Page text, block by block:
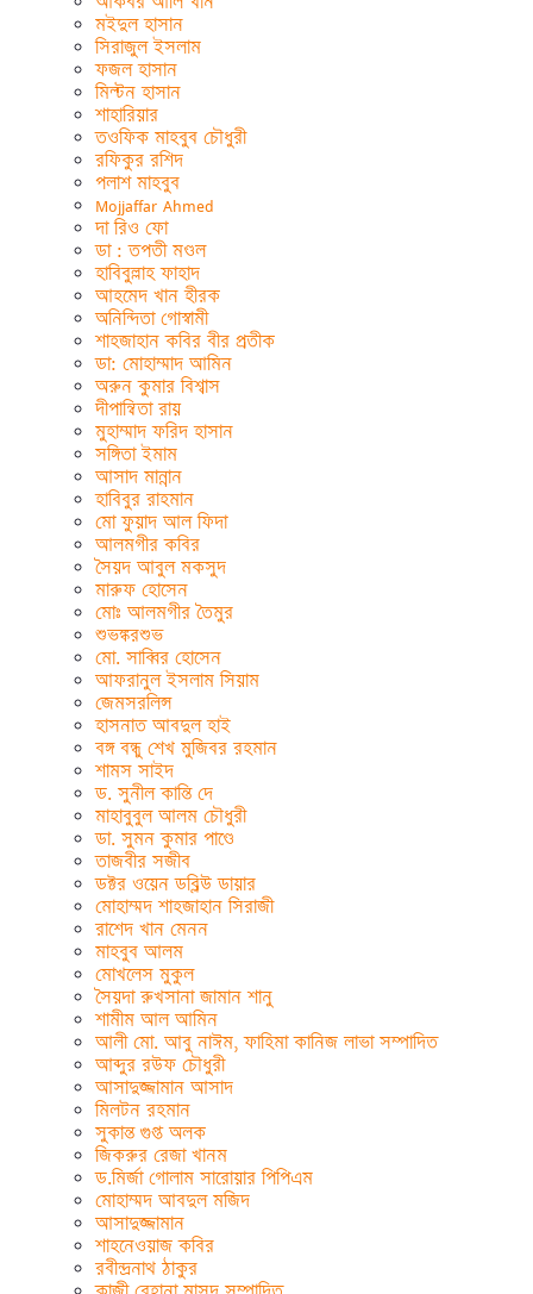
মইদুল হাসান
সিরাজুল ইসলাম
ফজল হাসান
মিল্টন হাসান
শাহারিয়ার
তওফিক মাহবুব চৌধুরী
রফিকুর রশিদ
পলাশ মাহবুব
Mojjaffar Ahmed
দা রিও ফো
ডা : তপতী মণ্ডল
হাবিবুল্লাহ ফাহাদ
আহমেদ খান হীরক
অনিন্দিতা গোস্বামী
শাহজাহান কবির বীর প্রতীক
ডা: মোহাম্মাদ আমিন
অরুন কুমার বিশ্বাস
দীপান্বিতা রায়
মুহাম্মাদ ফরিদ হাসান
সঙ্গিতা ইমাম
আসাদ মান্নান
হাবিবুর রাহমান
মো ফুয়াদ আল ফিদা
আলমগীর কবির
সৈয়দ আবুল মকসুদ
মারুফ হোসেন
মোঃ আলমগীর তৈমুর
শুভঙ্করশুভ
মো. সাব্বির হোসেন
আফরানুল ইসলাম সিয়াম
জেমসরলিন্স
হাসনাত আবদুল হাই
বঙ্গ বন্ধু শেখ মুজিবর রহমান
শামস সাইদ
ড. সুনীল কান্তি দে
মাহাবুবুল আলম চৌধুরী
ডা. সুমন কুমার পাণ্ডে
তাজবীর সজীব
ডক্টর ওয়েন ডব্লিউ ডায়ার
মোহাম্মদ শাহজাহান সিরাজী
রাশেদ খান মেনন
মাহবুব আলম
মোখলেস মুকুল
সৈয়দা রুখসানা জামান শানু
শামীম আল আমিন
আলী মো. আবু নাঈম, ফাহিমা কানিজ লাভা সম্পাদিত
আব্দুর রউফ চৌধুরী
আসাদুজ্জামান আসাদ
মিলটন রহমান
সুকান্ত গুপ্ত অলক
জিকরুর রেজা খানম
ড.মির্জা গোলাম সারোয়ার পিপিএম
মোহাম্মদ আবদুল মজিদ
আসাদুজ্জামান
শাহনেওয়াজ কবির
রবীন্দ্রনাথ ঠাকুর